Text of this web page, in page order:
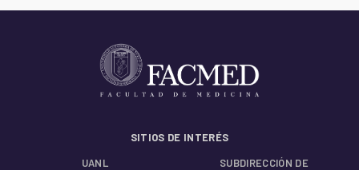
SITIOS DE INTERÉS
UANL
SUBDIRECCIÓN DE